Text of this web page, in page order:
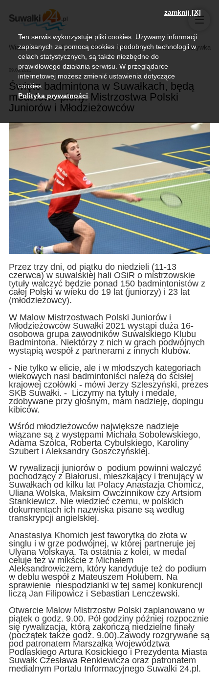
Wiadomości Sport Biznes, rolnictwo Kultura i rozrywka
09.06.2021
Święto badmintona w Suwałkach, będą
medalowe plony. Mistrzostwa Polski
Juniorów i Młodzieżowców
Przez trzy dni, od piątku do niedzieli (11-13
czerwca) w suwalskiej hali OSiR o mistrzowskie
tytuły walczyć będzie ponad 150 badmintonistów z
całej Polski w wieku do 19 lat (juniorzy) i 23 lat
(młodzieżowcy).
W Malow Mistrzostwach Polski Juniorów i
Młodzieżowców Suwałki 2021 wystąpi duża 16-
osobowa grupa zawodników Suwalskiego Klubu
Badmintona. Niektórzy z nich w grach podwójnych
wystąpią wespół z partnerami z innych klubów.
- Nie tylko w elicie, ale i w młodszych kategoriach
wiekowych nasi badmintoniści należą do ścisłej
krajowej czołówki - mówi Jerzy Szleszyński, prezes
SKB Suwałki. - Liczymy na tytuły i medale,
zdobywane przy głośnym, mam nadzieję, dopingu
kibiców.
Wśród młodzieżowców największe nadzieje
wiązane są z występami Michała Sobolewskiego,
Adama Szolca, Roberta Cybulskiego, Karoliny
Szubert i Aleksandry Goszczyńskiej.
W rywalizacji juniorów o podium powinni walczyć
pochodzący z Białorusi, mieszkający i trenujący w
Suwałkach od kilku lat Polacy Anastazja Chomicz,
Uliana Wolska, Maksim Owczinnikow czy Artsiom
Stankiewicz. Nie wiedzieć czemu, w polskich
dokumentach ich nazwiska pisane są według
transkrypcji angielskiej.
Anastasiya Khomich jest faworytką do złota w
singlu i w grze podwójnej, w której partneruje jej
Ulyana Volskaya. Ta ostatnia z kolei, w medal
celuje też w mikście z Michałem
Aleksandrowiczem, który kandyduje też do podium
w deblu wespół z Mateuszem Hołubem. Na
sprawienie niespodzianki w tej samej konkurencji
liczą Jan Filipowicz i Sebastian Lenczewski.
Otwarcie Malow Mistrzostw Polski zaplanowano w
piątek o godz. 9.00. Pół godziny później rozpocznie
się rywalizacja, którą zakończą niedzielne finały
(początek także godz. 9.00).Zawody rozgrywane są
pod patronatem Marszałka Województwa
Podlaskiego Artura Kosickiego i Prezydenta Miasta
Suwałk Czesława Renkiewicza oraz patronatem
medialnym Portalu Informacyjnego Suwalki 24.pl.
zamknij [X]
Ten serwis wykorzystuje pliki cookies. Używamy informacji
zapisanych za pomocą cookies i podobnych technologii w
celach statystycznych, są także niezbędne do
prawidłowego działania serwisu. W przeglądarce
internetowej możesz zmienić ustawienia dotyczące
cookies.
Polityka prywatności